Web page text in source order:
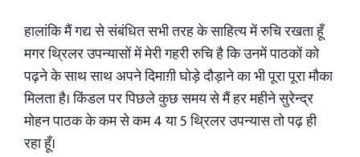
हालांकि मैं गद्य से संबंधित सभी तरह के साहित्य में रुचि रखता हूँ
मगर थ्रिलर उपन्यासों में मेरी गहरी रुचि है कि उनमें पाठकों को
पढ़ने के साथ साथ अपने दिमाग़ी घोड़े दौड़ाने का भी पूरा पूरा मौका
मिलता है। किंडल पर पिछले कुछ समय से मैं हर महीने सुरेन्द्र
मोहन पाठक के कम से कम 4 या 5 थ्रिलर उपन्यास तो पढ़ ही
रहा हूँ।